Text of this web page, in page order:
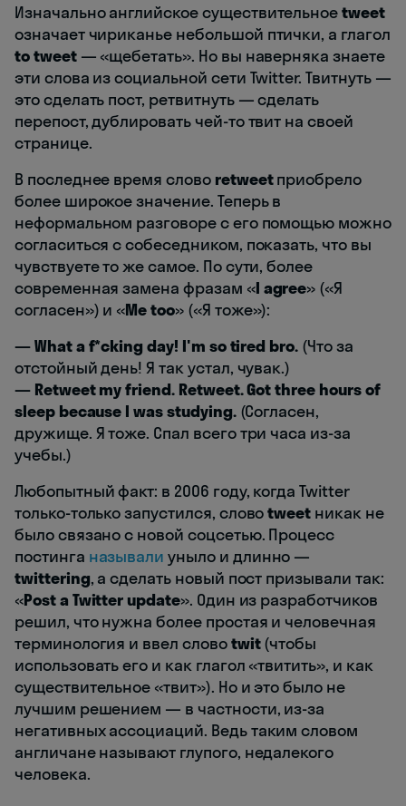
Изначально английское существительноеtweet
означает чириканье небольшой птички, а глагол
to tweet— «щебетать». Но вы наверняка знаете
эти слова из социальной сети Twitter. Твитнуть —
это сделать пост, ретвитнуть — сделать
перепост, дублировать чей-то твит на своей
странице.
В последнее время слово retweetприобрело
более широкое значение. Теперь в
неформальном разговоре с его помощью можно
согласиться с собеседником, показать, что вы
чувствуете то же самое. По сути, более
современная замена фразам «I agree» («Я
согласен») и «Me too» («Я тоже»):
— What a f*cking day! I'm so tired bro. (Что за
отстойный день! Я так устал, чувак.)
— Retweet my friend. Retweet. Got three hours of
sleep because I was studying.(Согласен,
дружище. Я тоже. Спал всего три часа из-за
учебы.)
Любопытный факт: в 2006 году, когда Twitter
только-только запустился, словоtweet никак не
было связано с новой соцсетью. Процесс
постинга называли уныло и длинно —
twittering, а сделать новый пост призывали так:
«Post a Twitter update». Один из разработчиков
решил, что нужна более простая и человечная
терминология и ввел словоtwit(чтобы
использовать его и как глагол «твитить», и как
существительное «твит»). Но и это было не
лучшим решением — в частности, из-за
негативных ассоциаций. Ведь таким словом
англичане называют глупого, недалекого
человека.